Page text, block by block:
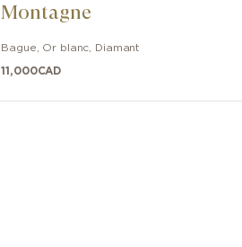
Montagne
Bague Or blanc Diamant
11,000CAD